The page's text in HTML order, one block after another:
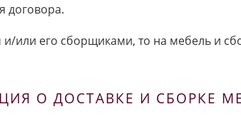
договора.
или его сборщиками, то на мебель и
О ДОСТАВКЕ И СБОРКЕ